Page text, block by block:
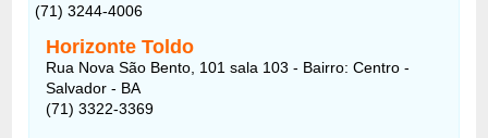
(71) 3244-4006
Horizonte Toldo
Rua Nova São Bento, 101 sala 103 - Bairro: Centro -
Salvador - BA
(71) 3322-3369